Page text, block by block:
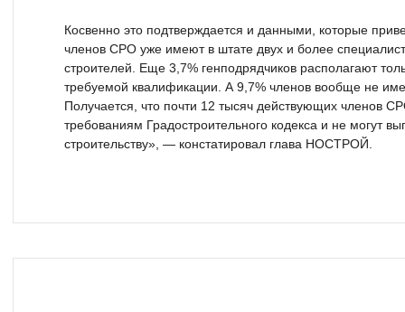
Косвенно это подтверждается и данными, которые
членов СРО уже имеют в штате двух и более
строителей. Еще 3,7% генподрядчиков располагают
требуемой квалификации. А 9,7% членов вообще не
Получается, что почти 12 тысяч действующих членов
требованиям Градостроительного кодекса и не могут
строительству», — констатировал глава НОСТРОЙ.